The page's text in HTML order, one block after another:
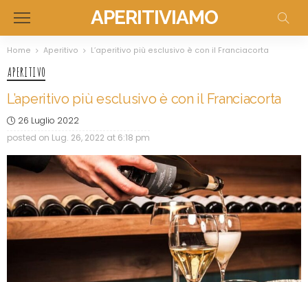
APERITIVIAMO
Home Aperitivo L’aperitivo più esclusivo è con il Franciacorta
APERITIVO
L’aperitivo più esclusivo è con il Franciacorta
26 Luglio 2022
posted on Lug. 26, 2022 at 6:18 pm